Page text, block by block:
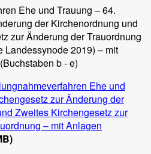
Ehe und Trauung – 64.
der Kirchenordnung und
zur Änderung der Trauordnung
Landessynode 2019) – mit
b - e)
Ehe und
zur Änderung der
Zweites Kirchengesetz zur
– mit Anlagen